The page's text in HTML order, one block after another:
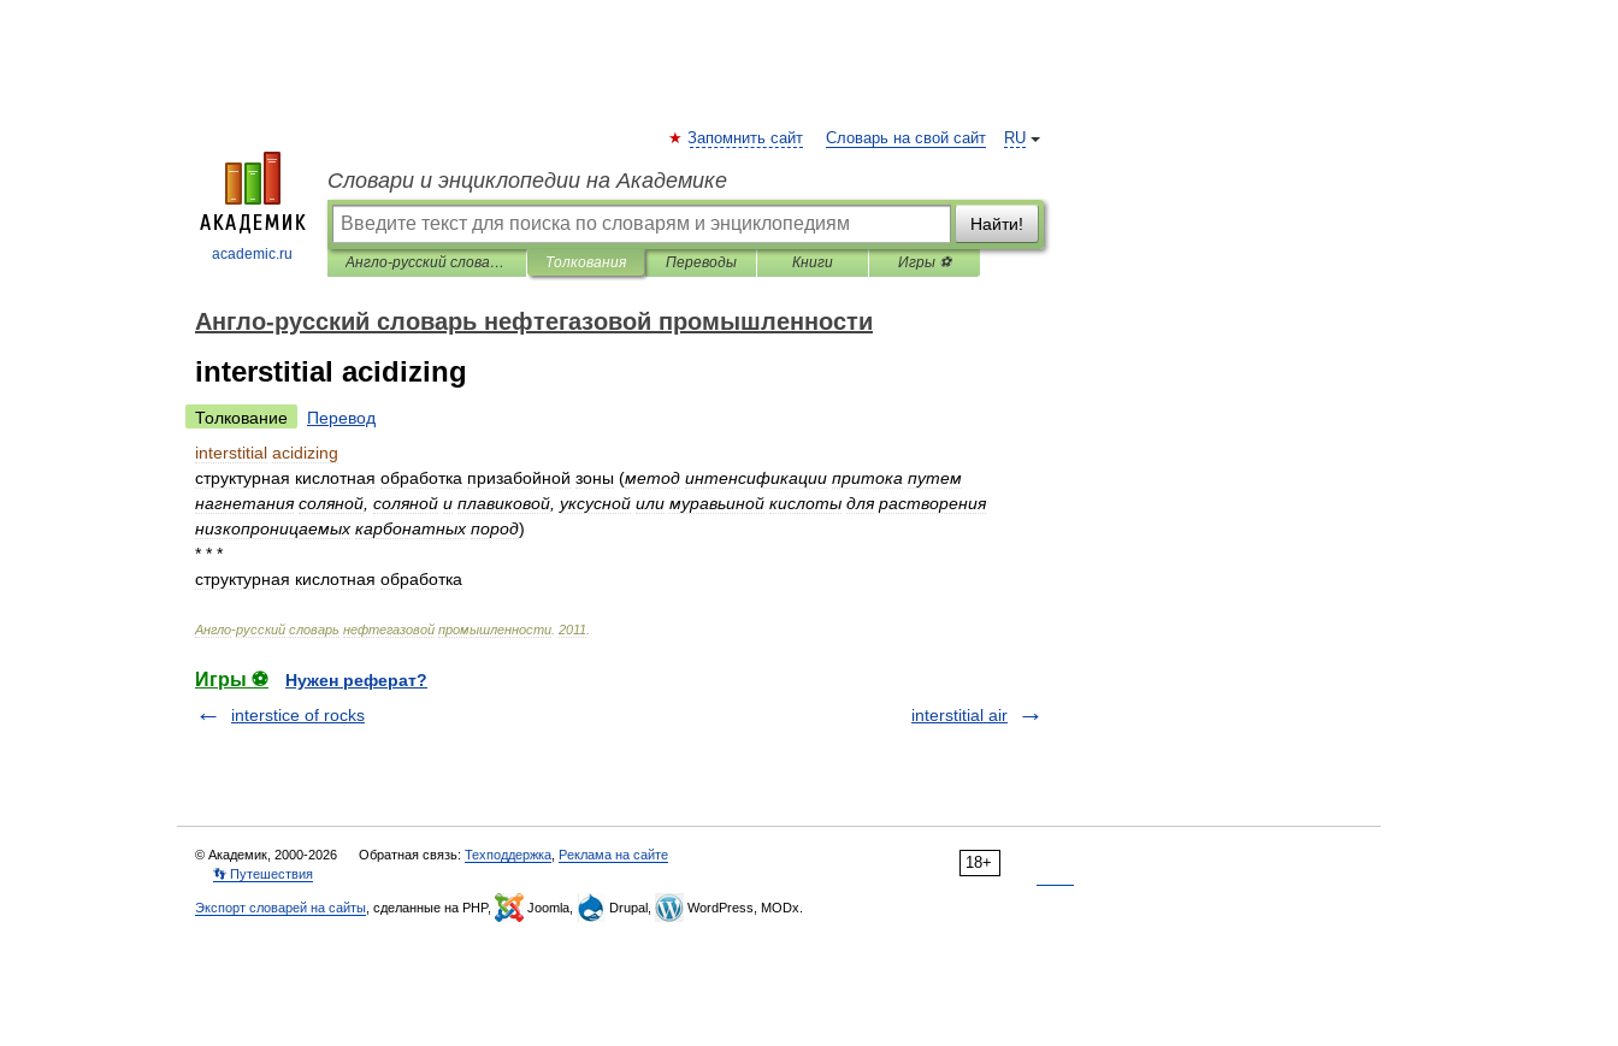
academic.ru
RU
Запомнить сайт Словарь на свой сайт
Словари и энциклопедии на Академике
Найти!
Англо-русский словарь нефтегазовой промышленности Толкования Переводы Книги Игры ⚽
Англо-русский словарь нефтегазовой промышленности
interstitial acidizing
Толкование
Перевод
interstitial acidizing
структурная кислотная обработка призабойной зоны (метод интенсификации притока путем
нагнетания соляной соляной и плавиковой уксусной или муравьиной кислоты для растворения
низкопроницаемых карбонатных пород)
* * *
структурная кислотная обработка
Англо-русский словарь нефтегазовой промышленности 2011
Игры ⚽
Нужен реферат?
interstice of rocks
interstitial air
18+
© Академик, 2000-2026 Обратная связь: Техподдержка Реклама на сайте
👣 Путешествия
Экспорт словарей на сайты , сделанные на PHP, Joomla, Drupal, WordPress, MODx.